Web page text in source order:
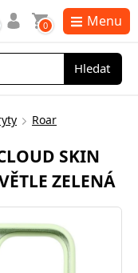
Hledat
0 Menu
Roar
SKIN
ZELENÁ